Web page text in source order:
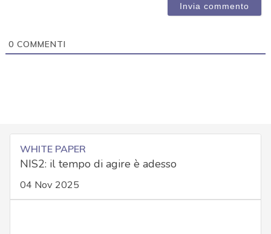
0 COMMENTI
WHITE PAPER
NIS2: il tempo di agire è adesso
04 Nov 2025